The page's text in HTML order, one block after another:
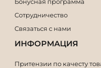
Сотрудничество
Связаться с нами
ИНФОРМАЦИЯ
Притензии по качесту